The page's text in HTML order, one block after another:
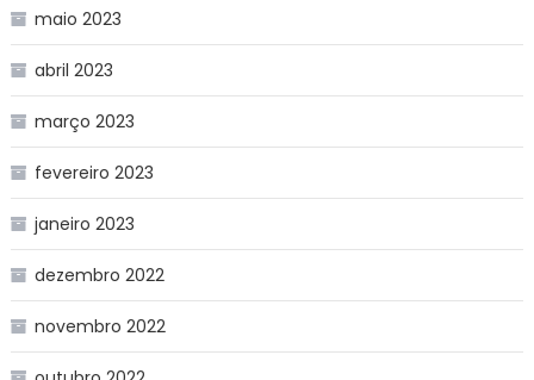
maio 2023
abril 2023
março 2023
fevereiro 2023
janeiro 2023
dezembro 2022
novembro 2022